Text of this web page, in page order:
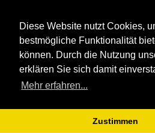
Diese Website nutzt Cookies,
bestmögliche Funktionalität
können. Durch die Nutzung
erklären Sie sich damit
Mehr erfahren...
Zustimmen